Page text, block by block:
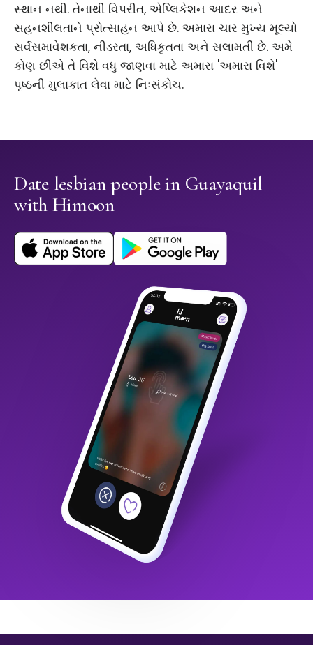
સ્થાન નથી. તેનાથી વિપરીત, એપ્લિકેશન આદર અને
સહનશીલતાને પ્રોત્સાહન આપે છે. અમારા ચાર મુખ્ય મૂલ્યો
સર્વસમાવેશકતા, નીડરતા, અધિકૃતતા અને સલામતી છે. અમે
કોણ છીએ તે વિશે વધુ જાણવા માટે અમારા 'અમારા વિશે'
પૃષ્ઠની મુલાકાત લેવા માટે નિઃસંકોચ.
Date lesbian people in Guayaquil
with Himoon